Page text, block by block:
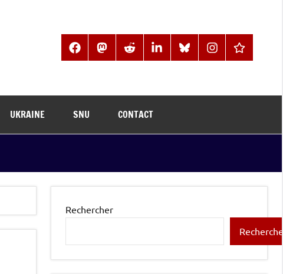
FacebookMastodonReddit LinkedInBlueSkyInstagramThreads
UKRAINE SNU CONTACT
Rechercher